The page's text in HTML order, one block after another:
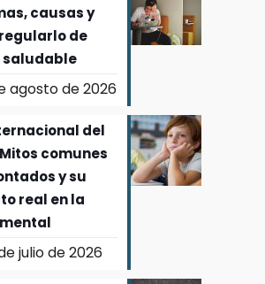
causas y
de
saludable
agosto de 2026
del
Mitos comunes
y su
real en la
julio de 2026